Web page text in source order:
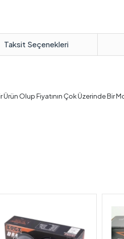
Taksit Seçenekleri
Olup Fiyatının Çok Üzerinde Bir